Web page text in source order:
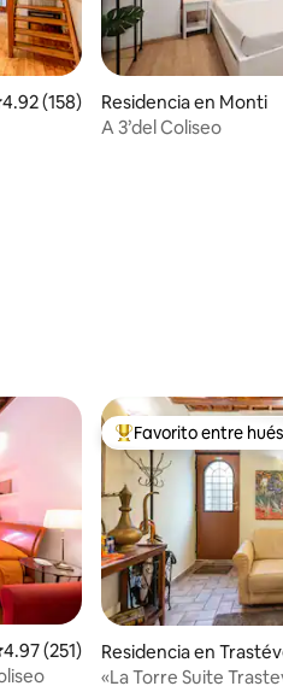
promedio: 4.92 de 5;
4.92 (158)
Residencia en Monti
A 3’del Coliseo
promedio: 4.97 de 5;
4.97 (251)
De los mejores en
Favorito entre
Residencia en
«La Torre Suite